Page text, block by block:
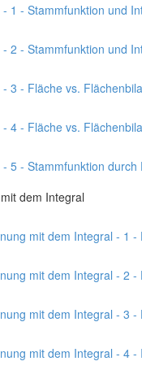
1 - Stammfunktion und
2 - Stammfunktion und
3 - Fläche vs.
4 - Fläche vs.
5 - Stammfunktion durch
dem Integral
mit dem Integral - 1
mit dem Integral - 2
mit dem Integral - 3
mit dem Integral - 4